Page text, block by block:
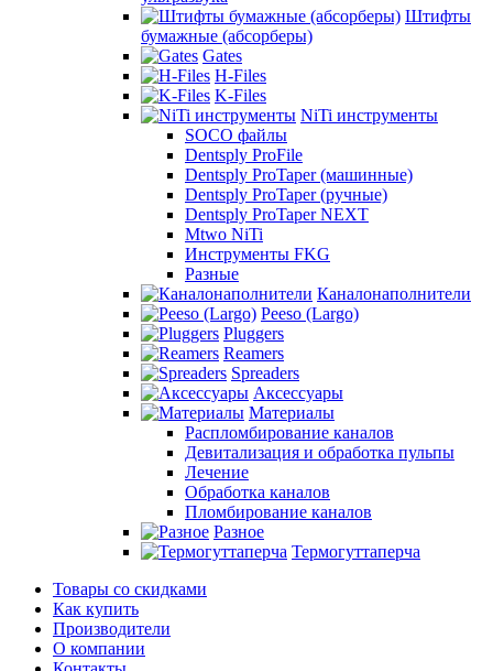
Штифты
бумажные (абсорберы)
Gates
H-Files
K-Files
NiTi инструменты
SOCO файлы
Dentsply ProFile
Dentsply ProTaper (машинные)
Dentsply ProTaper (ручные)
Dentsply ProTaper NEXT
Mtwo NiTi
Инструменты FKG
Разные
Каналонаполнители
Peeso (Largo)
Pluggers
Reamers
Spreaders
Аксессуары
Материалы
Распломбирование каналов
Девитализация и обработка пульпы
Лечение
Обработка каналов
Пломбирование каналов
Разное
Термогуттаперча
Товары со скидками
Как купить
Производители
О компании